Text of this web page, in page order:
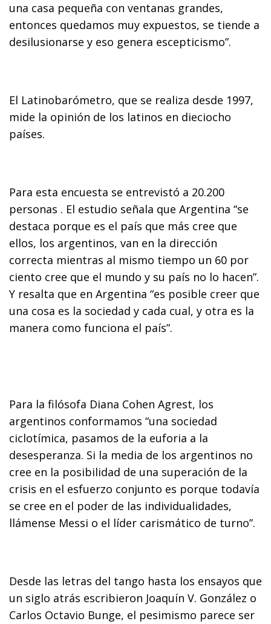
una casa pequeña con ventanas grandes,
entonces quedamos muy expuestos, se tiende a
desilusionarse y eso genera escepticismo”.
El Latinobarómetro, que se realiza desde 1997,
mide la opinión de los latinos en dieciocho
países.
Para esta encuesta se entrevistó a 20.200
personas . El estudio señala que Argentina “se
destaca porque es el país que más cree que
ellos, los argentinos, van en la dirección
correcta mientras al mismo tiempo un 60 por
ciento cree que el mundo y su país no lo hacen”.
Y resalta que en Argentina “es posible creer que
una cosa es la sociedad y cada cual, y otra es la
manera como funciona el país”.
Para la filósofa Diana Cohen Agrest, los
argentinos conformamos “una sociedad
ciclotímica, pasamos de la euforia a la
desesperanza. Si la media de los argentinos no
cree en la posibilidad de una superación de la
crisis en el esfuerzo conjunto es porque todavía
se cree en el poder de las individualidades,
llámense Messi o el líder carismático de turno”.
Desde las letras del tango hasta los ensayos que
un siglo atrás escribieron Joaquín V. González o
Carlos Octavio Bunge, el pesimismo parece ser